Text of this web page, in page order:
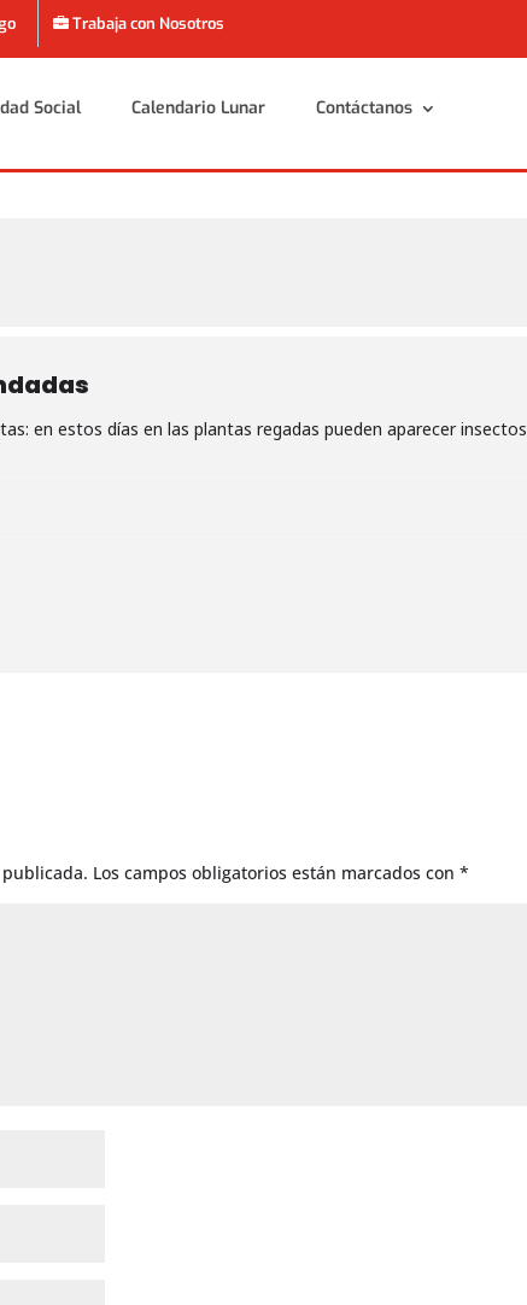
Trabaja con Nosotros
Social Calendario Lunar Contáctanos
Social Calendario Lunar Contáctanos
en estos días en las plantas regadas pueden aparecer insectos
Los campos obligatorios están marcados con*